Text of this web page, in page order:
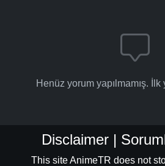
Henüz yorum yapılmamış.
Disclaimer |
This site AnimeTR does not